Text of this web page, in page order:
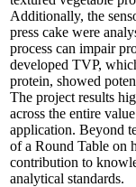
Additionally, the
press cake were
process can impair
developed TVP,
protein, showed
The project results
across the entire
application. Beyond
of a Round Table on
contribution to
analytical standards.